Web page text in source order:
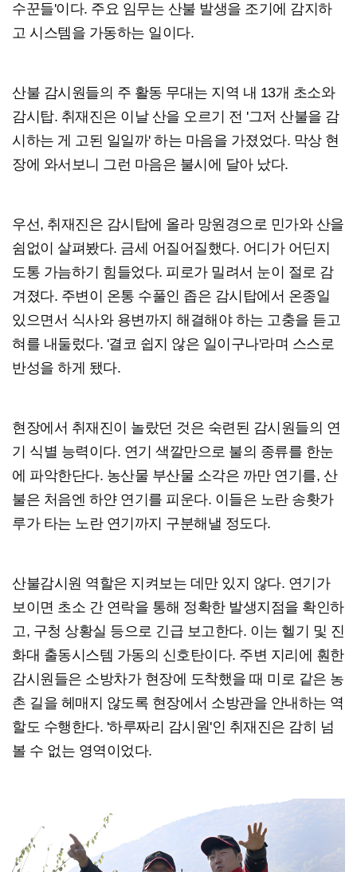
수꾼들'이다. 주요 임무는 산불 발생을 조기에 감지하
고 시스템을 가동하는 일이다.
산불 감시원들의 주 활동 무대는 지역 내 13개 초소와
감시탑. 취재진은 이날 산을 오르기 전 '그저 산불을 감
시하는 게 고된 일일까' 하는 마음을 가졌었다. 막상 현
장에 와서보니 그런 마음은 불시에 달아 났다.
우선, 취재진은 감시탑에 올라 망원경으로 민가와 산을
쉼없이 살펴봤다. 금세 어질어질했다. 어디가 어딘지
도통 가늠하기 힘들었다. 피로가 밀려서 눈이 절로 감
겨졌다. 주변이 온통 수풀인 좁은 감시탑에서 온종일
있으면서 식사와 용변까지 해결해야 하는 고충을 듣고
혀를 내둘렀다. '결코 쉽지 않은 일이구나'라며 스스로
반성을 하게 됐다.
현장에서 취재진이 놀랐던 것은 숙련된 감시원들의 연
기 식별 능력이다. 연기 색깔만으로 불의 종류를 한눈
에 파악한단다. 농산물 부산물 소각은 까만 연기를, 산
불은 처음엔 하얀 연기를 피운다. 이들은 노란 송홧가
루가 타는 노란 연기까지 구분해낼 정도다.
산불감시원 역할은 지켜보는 데만 있지 않다. 연기가
보이면 초소 간 연락을 통해 정확한 발생지점을 확인하
고, 구청 상황실 등으로 긴급 보고한다. 이는 헬기 및 진
화대 출동시스템 가동의 신호탄이다. 주변 지리에 훤한
감시원들은 소방차가 현장에 도착했을 때 미로 같은 농
촌 길을 헤매지 않도록 현장에서 소방관을 안내하는 역
할도 수행한다. '하루짜리 감시원'인 취재진은 감히 넘
볼 수 없는 영역이었다.